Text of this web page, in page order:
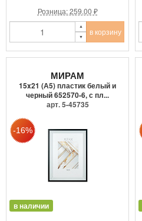
Розница: 259.00 ₽
в корзину
МИРАМ
15x21 (А5) пластик белый и
черный 652570-6, с пл...
арт. 5-45735
в наличии